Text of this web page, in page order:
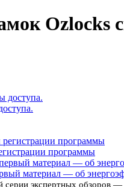
Ozlocks
программы
материал — об
экспертных обзоров